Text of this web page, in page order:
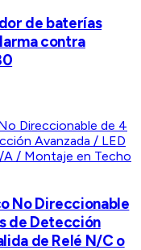
de baterías
contra
No Direccionable
de Detección
de Relé N/C o